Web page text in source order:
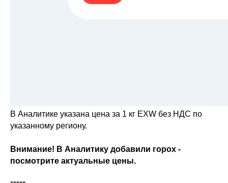
В Аналитике указана цена за 1 кг EXW без НДС по
указанному региону.
Внимание! В Аналитику добавили горох -
посмотрите актуальные цены.